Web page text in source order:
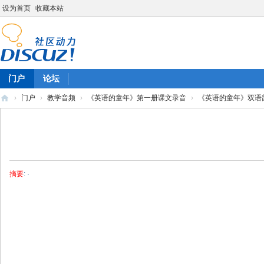
设为首页 收藏本站
门户 论坛
› 门户 › 教学音频 › 《英语的童年》第一册课文录音 › 《英语的童年》双
摘要: ·